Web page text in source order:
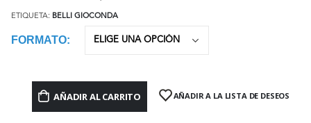
ETIQUETA: BELLI GIOCONDA
FORMATO
AÑADIR AL CARRITO AÑADIR A LA LISTA DE DESEOS